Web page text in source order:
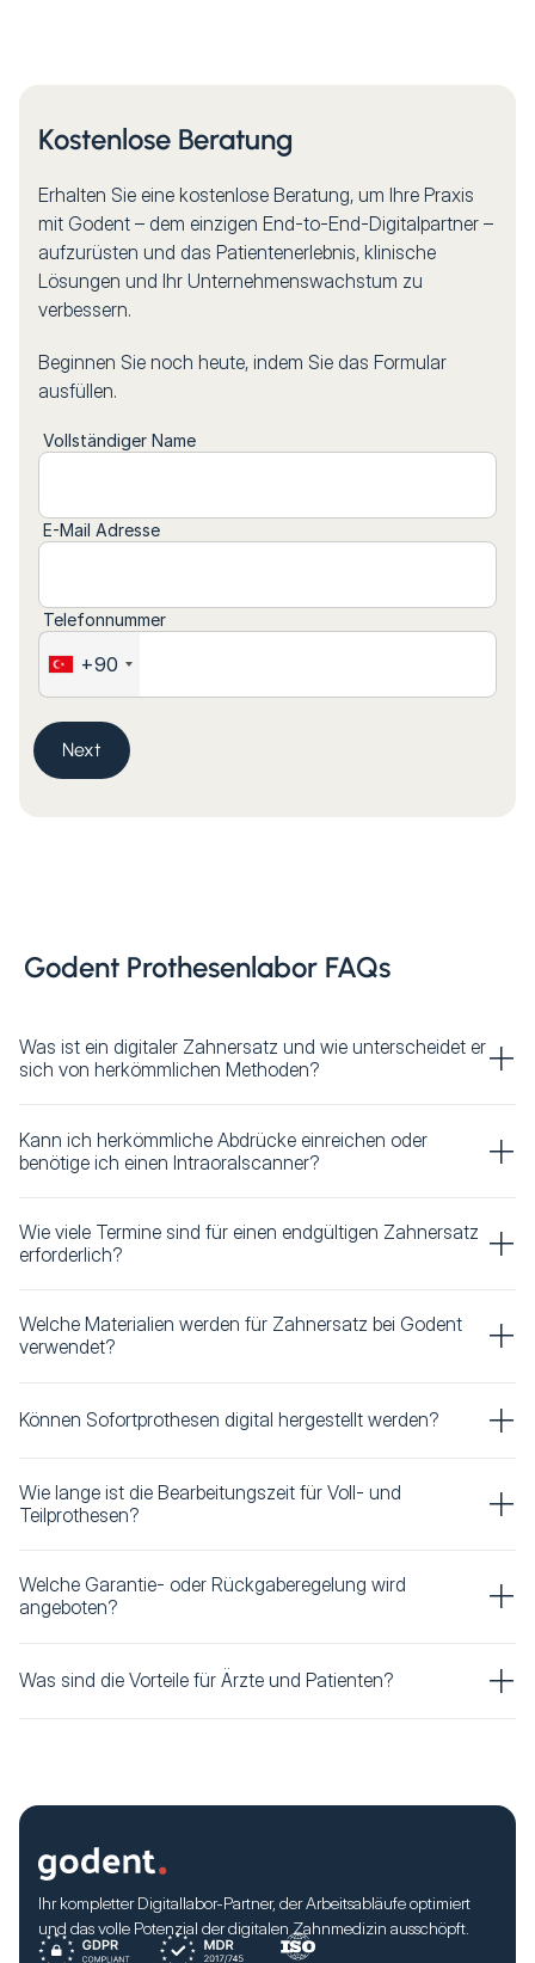
Kostenlose Beratung
Erhalten Sie eine kostenlose Beratung, um Ihre Praxis
mit Godent – dem einzigen End-to-End-Digitalpartner –
aufzurüsten und das Patientenerlebnis, klinische
Lösungen und Ihr Unternehmenswachstum zu
verbessern.
Beginnen Sie noch heute, indem Sie das Formular
ausfüllen.
Vollständiger Name
E-Mail Adresse
Telefonnummer
+90
Next
Godent Prothesenlabor FAQs
Was ist ein digitaler Zahnersatz und wie unterscheidet er
sich von herkömmlichen Methoden?
Kann ich herkömmliche Abdrücke einreichen oder
benötige ich einen Intraoralscanner?
Wie viele Termine sind für einen endgültigen Zahnersatz
erforderlich?
Welche Materialien werden für Zahnersatz bei Godent
verwendet?
Können Sofortprothesen digital hergestellt werden?
Wie lange ist die Bearbeitungszeit für Voll- und
Teilprothesen?
Welche Garantie- oder Rückgaberegelung wird
angeboten?
Was sind die Vorteile für Ärzte und Patienten?
Ihr kompletter Digitallabor-Partner, der Arbeitsabläufe optimiert
und das volle Potenzial der digitalen Zahnmedizin ausschöpft.